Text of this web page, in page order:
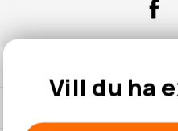
Vill du ha